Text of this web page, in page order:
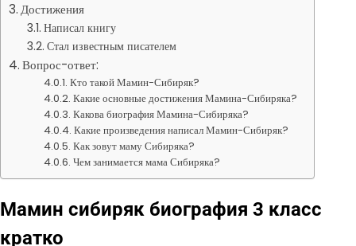
Достижения
Написал книгу
Стал известным писателем
Вопрос-ответ:
Кто такой Мамин-Сибиряк?
Какие основные достижения Мамина-Сибиряка?
Какова биография Мамина-Сибиряка?
Какие произведения написал Мамин-Сибиряк?
Как зовут маму Сибиряка?
Чем занимается мама Сибиряка?
Мамин сибиряк биография 3 класс
кратко